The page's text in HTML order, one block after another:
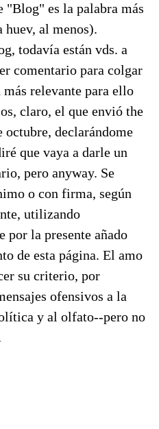
es la palabra más
huev, al menos).
todavía están vds. a
comentario para colgar
relevante para ello
claro, el que envió the
declarándome
que vaya a darle un
pero anyway. Se
o con firma, según
utilizando
por la presente añado
de esta página. El amo
su criterio, por
ofensivos a la
y al olfato--pero no